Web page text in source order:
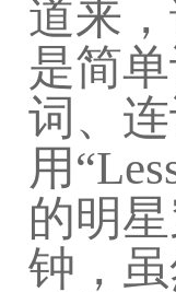
道来
是简
词、
用
的明
钟，